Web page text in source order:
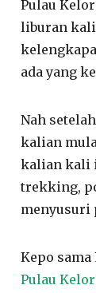
Pulau
liburan kali
ada yang
Nah
kalian
kalian kali
trekking,
menyusuri
Kepo
Pulau